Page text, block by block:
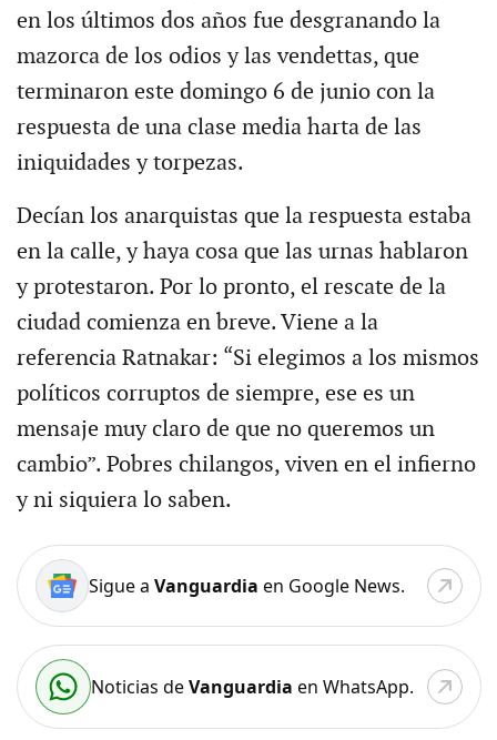
en los últimos dos años fue desgranando la
mazorca de los odios y las vendettas, que
terminaron este domingo 6 de junio con la
respuesta de una clase media harta de las
iniquidades y torpezas.
Decían los anarquistas que la respuesta estaba
en la calle, y haya cosa que las urnas hablaron
y protestaron. Por lo pronto, el rescate de la
ciudad comienza en breve. Viene a la
referencia Ratnakar: “Si elegimos a los mismos
políticos corruptos de siempre, ese es un
mensaje muy claro de que no queremos un
cambio”. Pobres chilangos, viven en el infierno
y ni siquiera lo saben.
Sigue a Vanguardia en Google News.
Noticias deVanguardia en WhatsApp.